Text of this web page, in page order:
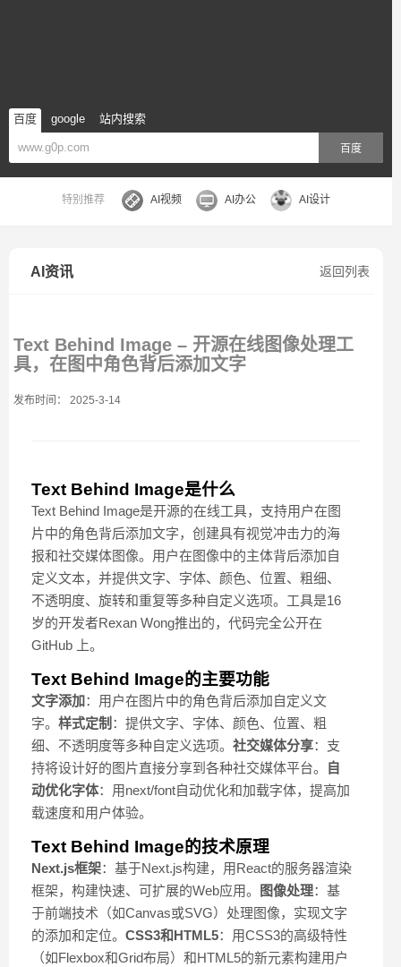
百度 google 站内搜索
百度
特别推荐 AI视频 AI办公 AI设计
返回列表
AI资讯
Text Behind Image – 开源在线图像处理工
具，在图中角色背后添加文字
发布时间： 2025-3-14
Text Behind Image是什么
Text Behind Image是开源的在线工具，支持用户在图
片中的角色背后添加文字，创建具有视觉冲击力的海
报和社交媒体图像。用户在图像中的主体背后添加自
定义文本，并提供文字、字体、颜色、位置、粗细、
不透明度、旋转和重复等多种自定义选项。工具是16
岁的开发者Rexan Wong推出的，代码完全公开在
GitHub 上。
Text Behind Image的主要功能
文字添加：用户在图片中的角色背后添加自定义文
字。 样式定制 ：提供文字、字体、颜色、位置、粗
细、不透明度等多种自定义选项。 社交媒体分享：支
持将设计好的图片直接分享到各种社交媒体平台。
自
动优化字体：用next/font自动优化和加载字体，提高加
载速度和用户体验。
Text Behind Image的技术原理
Next.js框架：基于Next.js构建，用React的服务器渲染
框架，构建快速、可扩展的Web应用。
图像处理：基
于前端技术（如Canvas或SVG）处理图像，实现文字
的添加和定位。 CSS3和HTML5：用CSS3的高级特性
（如Flexbox和Grid布局）和HTML5的新元素构建用户